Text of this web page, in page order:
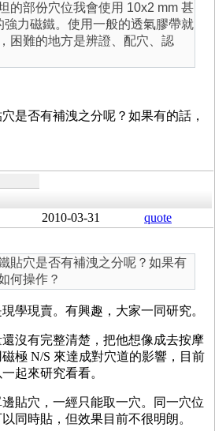
的部份穴位我會使用 10x2 mm 甚
強力磁鐵。使用一般的透氣膠帶就
困難的地方是辨證、配穴、認
是否有補洩之分呢？如果有的話，
2010-03-31 quote
貼穴是否有補洩之分呢？如果有
何操作？
學現賣。有興趣，大家一同研究。
沒有完整清楚，把他想像成去按摩
極 N/S 來達成對穴道的影響，目前
起來研究看看。
貼穴，一經只能取一穴。同一穴位
同時貼，但效果目前不很明朗。